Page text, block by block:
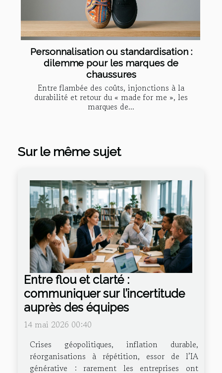
Personnalisation ou standardisation :
dilemme pour les marques de
chaussures
Entre flambée des coûts, injonctions à la
durabilité et retour du « made for me », les
marques de...
Sur le même sujet
Entre flou et clarté :
communiquer sur l’incertitude
auprès des équipes
14 mai 2026 00:40
Crises géopolitiques, inflation durable,
réorganisations à répétition, essor de l’IA
générative : rarement les entreprises ont